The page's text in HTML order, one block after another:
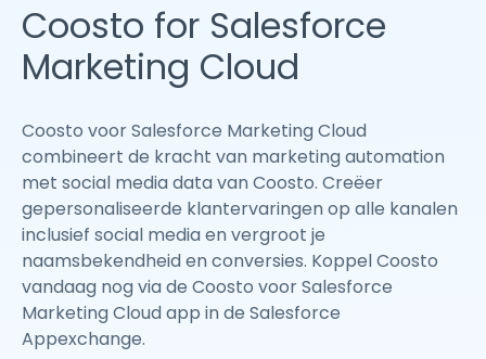
Coosto for Salesforce
Marketing Cloud
Coosto voor Salesforce Marketing Cloud
combineert de kracht van marketing automation
met social media data van Coosto. Creëer
gepersonaliseerde klantervaringen op alle kanalen
inclusief social media en vergroot je
naamsbekendheid en conversies. Koppel Coosto
vandaag nog via de Coosto voor Salesforce
Marketing Cloud app in de Salesforce
Appexchange.